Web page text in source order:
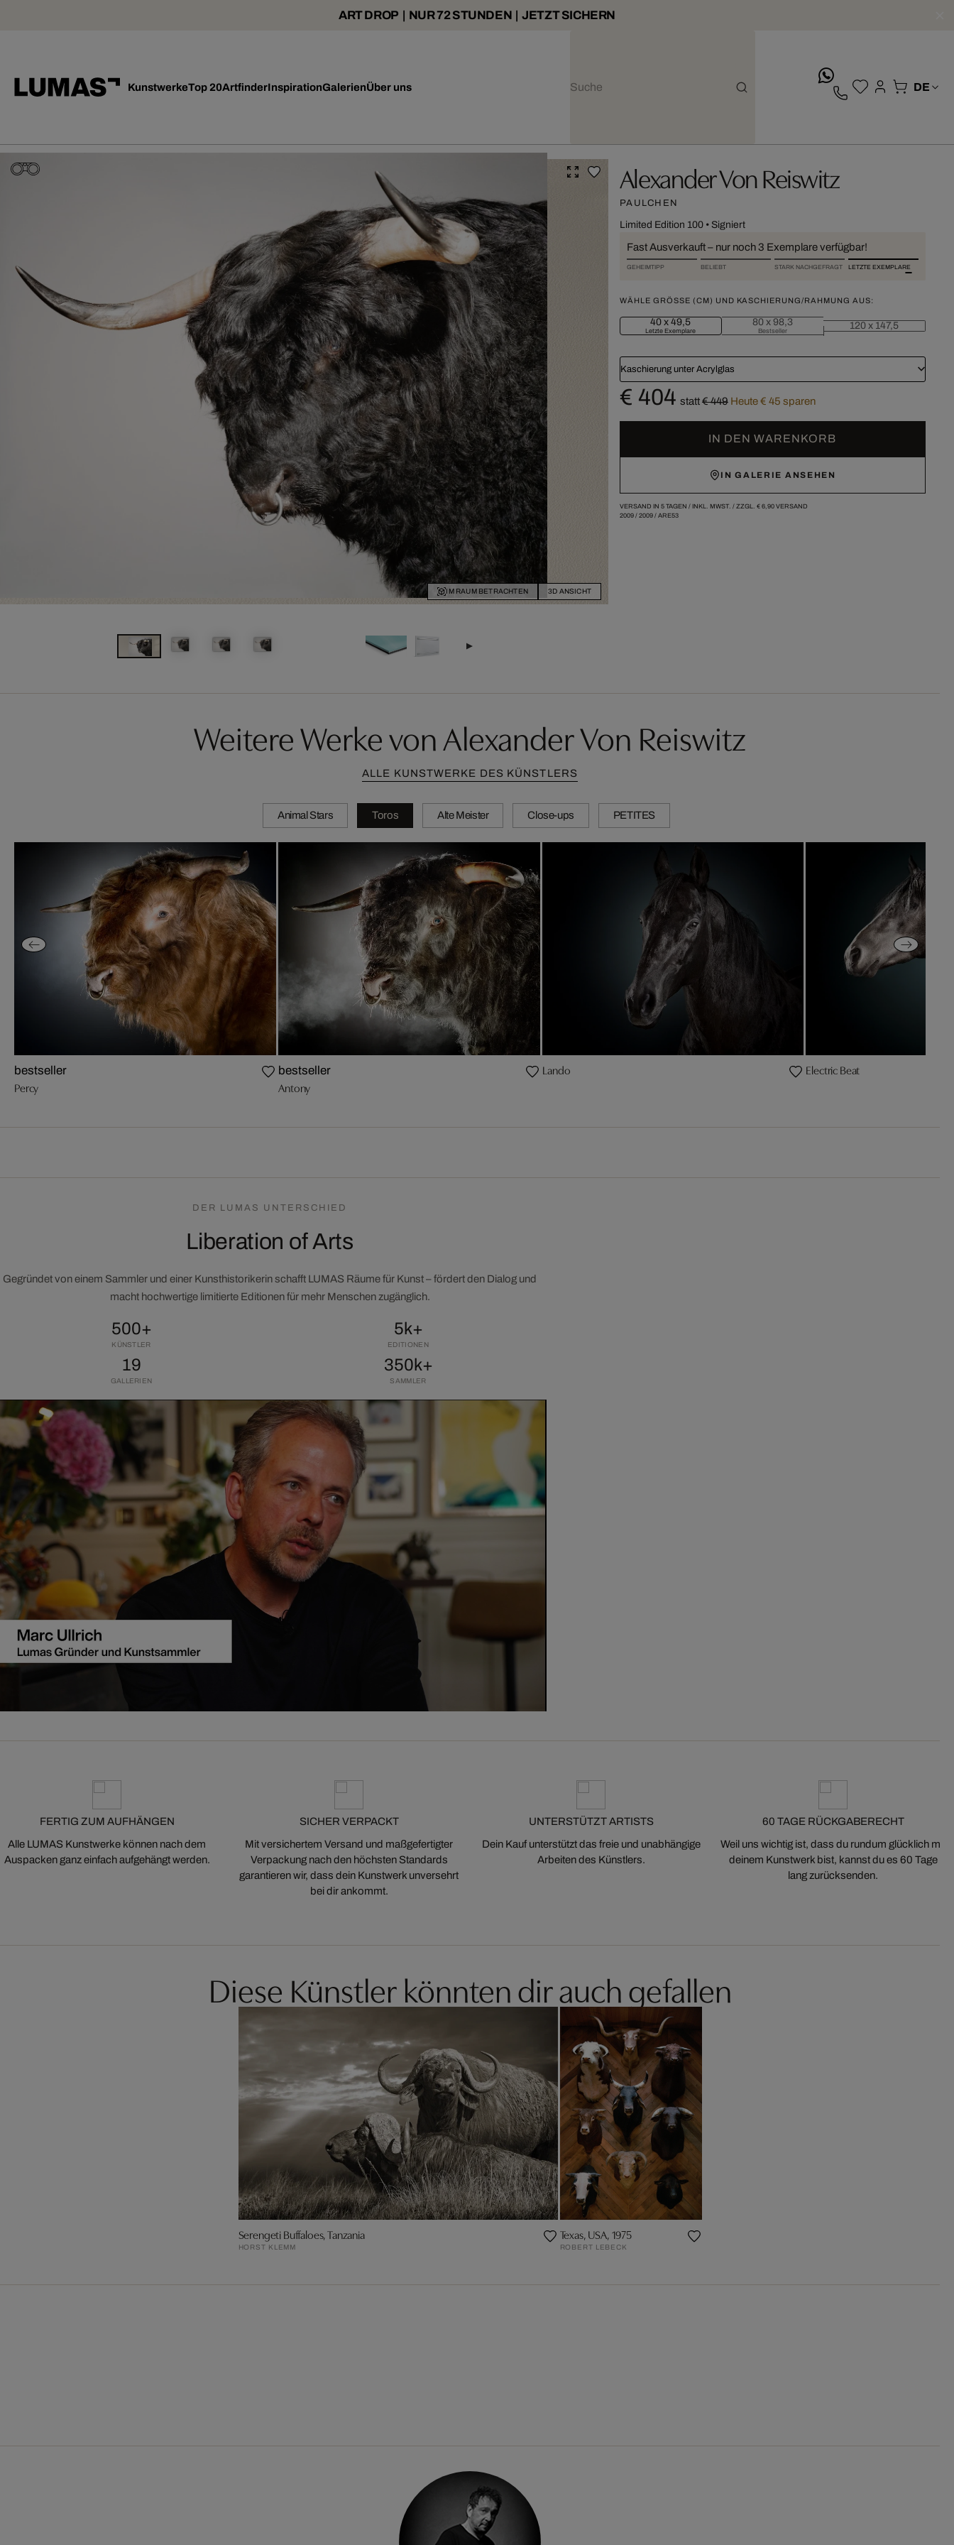
ART DROP | NUR 72 STUNDEN | JETZT SICHERN
KunstwerkeTop 20ArtfinderInspirationGalerienÜber uns
IM RAUM BETRACHTEN 3D ANSICHT
Alexander Von Reiswitz
PAULCHEN
Limited Edition 100• Signiert
Fast Ausverkauft – nur noch 3 Exemplare verfügbar!
GEHEIMTIPP BELIEBT STARK NACHGEFRAGT LETZTE EXEMPLARE
WÄHLE GRÖSSE (CM) UND KASCHIERUNG/RAHMUNG AUS:
40 x 49,5
Letzte Exemplare
80 x 98,3
Bestseller 120 x 147,5
Kaschierung unter Acrylglas
€ 404 statt€ 449 Heute € 45 sparen
IN DEN WARENKORB
IN GALERIE ANSEHEN
VERSAND IN 5 TAGEN / INKL. MWST. / ZZGL. € 6,90VERSAND
2009/ 2009/ ARE53
Weitere Werke von Alexander Von Reiswitz
ALLE KUNSTWERKE DES KÜNSTLERS
Animal Stars Toros Alte Meister Close-ups PETITES
bestseller
Percy
bestseller
Antony
Lando Electric Beat
DER LUMAS UNTERSCHIED
Liberation of Arts
Gegründet von einem Sammler und einer Kunsthistorikerin schafft LUMAS Räume für Kunst – fördert den Dialog und
macht hochwertige limitierte Editionen für mehr Menschen zugänglich.
500+
KÜNSTLER
5k+
EDITIONEN
19
GALLERIEN
350k+
SAMMLER
FERTIG ZUM AUFHÄNGEN
Alle LUMAS Kunstwerke können nach dem
Auspacken ganz einfach aufgehängt werden.
SICHER VERPACKT
Mit versichertem Versand und maßgefertigter
Verpackung nach den höchsten Standards
garantieren wir, dass dein Kunstwerk unversehrt
bei dir ankommt.
UNTERSTÜTZT ARTISTS
Dein Kauf unterstützt das freie und unabhängige
Arbeiten des Künstlers.
60 TAGE RÜCKGABERECHT
Weil uns wichtig ist, dass du rundum glücklich mit
deinem Kunstwerk bist, kannst du es 60 Tage
lang zurücksenden.
Diese Künstler könnten dir auch gefallen
Serengeti Buffaloes, Tanzania
HORST KLEMM
Texas, USA, 1975
ROBERT LEBECK